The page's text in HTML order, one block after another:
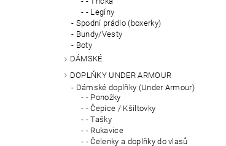
- Legíny
Spodní prádlo (boxerky)
Bundy/Vesty
Boty
DÁMSKÉ
DOPLŇKY UNDER ARMOUR
Dámské doplňky (Under Armour)
- Ponožky
- Čepice / Kšiltovky
- Tašky
- Rukavice
- Čelenky a doplňky do vlasů